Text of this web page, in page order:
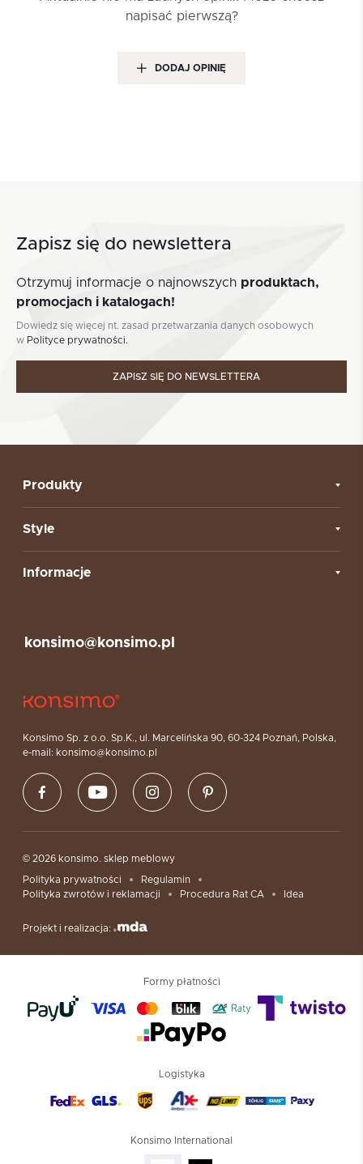
napisać pierwszą?
DODAJ OPINIĘ
Zapisz się do newslettera
Otrzymuj informacje o najnowszych produktach,
promocjach i katalogach!
Dowiedz się więcej nt. zasad przetwarzania danych osobowych
w Polityce prywatności.
ZAPISZ SIĘ DO NEWSLETTERA
Produkty
Style
Informacje
Konsimo Sp. z o.o. Sp.K., ul. Marcelińska 90, 60-324 Poznań, Polska,
e-mail: konsimo@konsimo.pl
konsimo@konsimo.pl
© 2026 konsimo. sklep meblowy
Polityka prywatności
Regulamin
Polityka zwrotów i reklamacji
Procedura Rat CA Idea
Projekt i realizacja:
Formy płatności
Logistyka
Konsimo International